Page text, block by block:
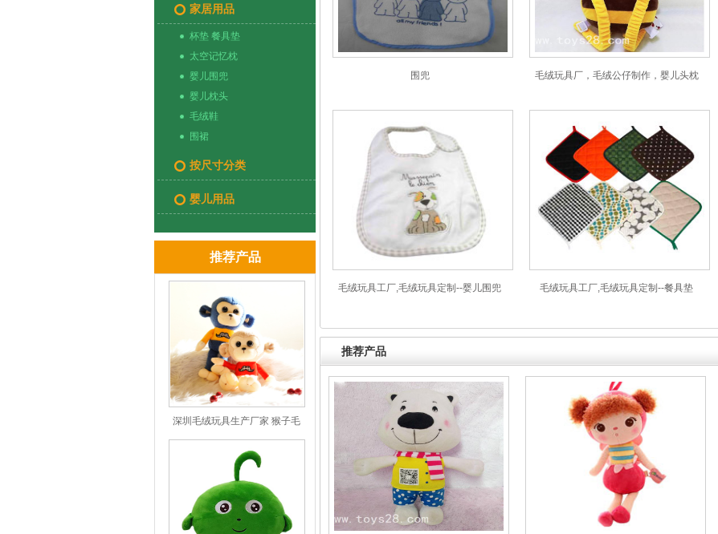
围兜 毛绒玩具厂，毛绒公仔制作，婴儿头枕
毛绒玩具工厂,毛绒玩具定制--婴儿围兜 毛绒玩具工厂,毛绒玩具定制--餐具垫
推荐产品
家居用品
杯垫 餐具垫
太空记忆枕
婴儿围兜
婴儿枕头
毛绒鞋
围裙
按尺寸分类
婴儿用品
推荐产品
深圳毛绒玩具生产厂家 猴子毛
绒玩具礼品 新年会礼物礼品娃
娃